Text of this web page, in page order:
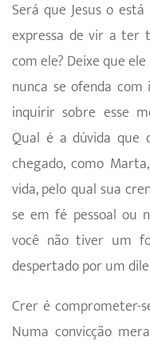
Será que Jesus o
expressa de vir a ter
com ele? Deixe que
nunca se ofenda
inquirir sobre esse
Qual é a dúvida que
chegado, como
vida, pelo qual sua
se em fé pessoal ou
você não tiver um
despertado por um
Crer é comprometer-
Numa convicção